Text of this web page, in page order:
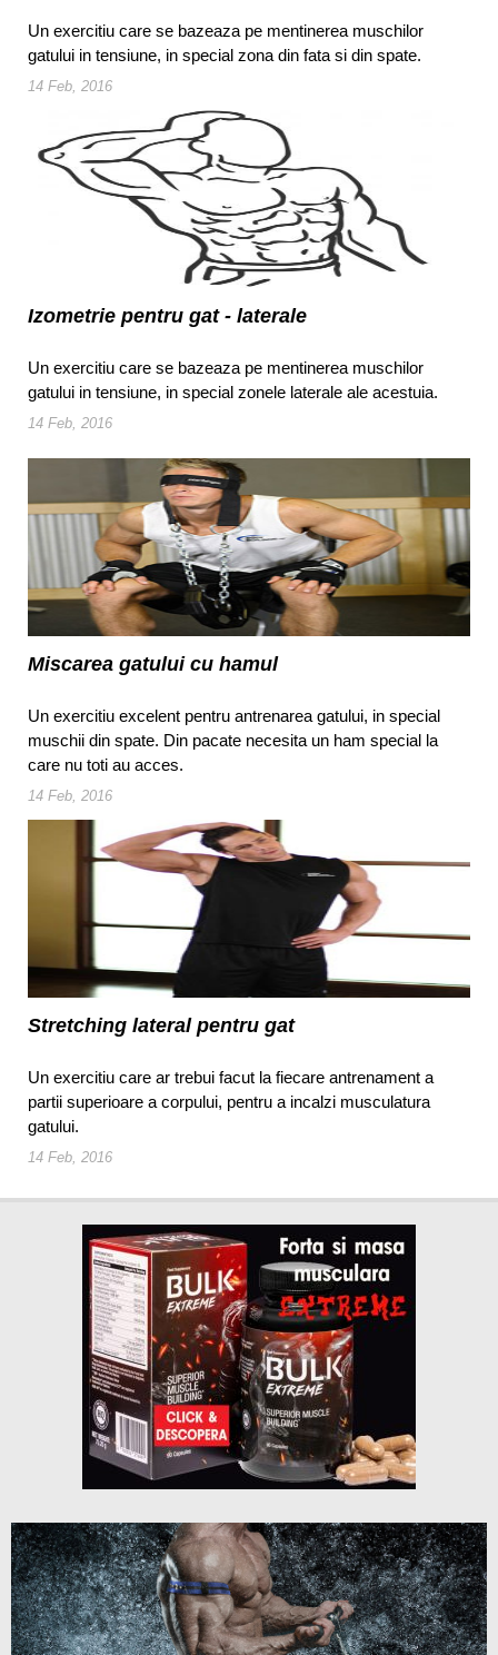
Un exercitiu care se bazeaza pe mentinerea muschilor
gatului in tensiune, in special zona din fata si din spate.
14 Feb, 2016
Izometrie pentru gat - laterale
Un exercitiu care se bazeaza pe mentinerea muschilor
gatului in tensiune, in special zonele laterale ale acestuia.
14 Feb, 2016
Miscarea gatului cu hamul
Un exercitiu excelent pentru antrenarea gatului, in special
muschii din spate. Din pacate necesita un ham special la
care nu toti au acces.
14 Feb, 2016
Stretching lateral pentru gat
Un exercitiu care ar trebui facut la fiecare antrenament a
partii superioare a corpului, pentru a incalzi musculatura
gatului.
14 Feb, 2016